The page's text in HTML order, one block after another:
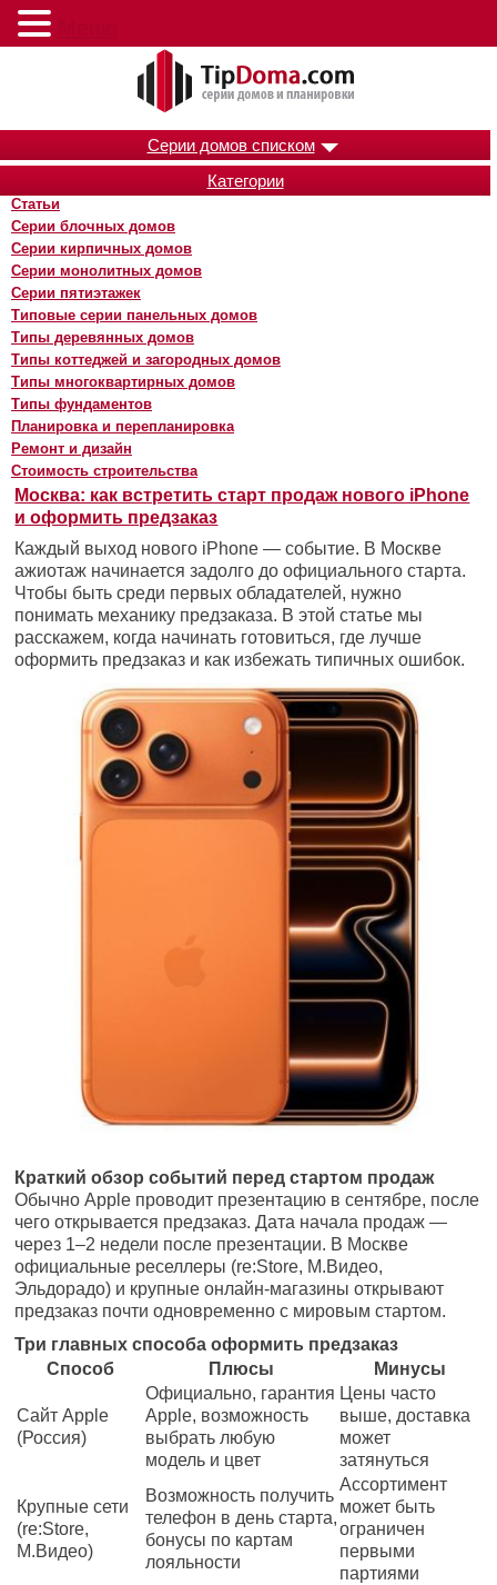
Серии домов списком
Категории
Статьи
Серии блочных домов
Серии кирпичных домов
Серии монолитных домов
Серии пятиэтажек
Типовые серии панельных домов
Типы деревянных домов
Типы коттеджей и загородных домов
Типы многоквартирных домов
Типы фундаментов
Планировка и перепланировка
Ремонт и дизайн
Стоимость строительства
Москва: как встретить старт продаж нового iPhone
и оформить предзаказ
Каждый выход нового iPhone — событие. В Москве
ажиотаж начинается задолго до официального старта.
Чтобы быть среди первых обладателей, нужно
понимать механику предзаказа. В этой статье мы
расскажем, когда начинать готовиться, где лучше
оформить предзаказ и как избежать типичных ошибок.
Краткий обзор событий перед стартом продаж
Обычно Apple проводит презентацию в сентябре, после
чего открывается предзаказ. Дата начала продаж —
через 1–2 недели после презентации. В Москве
официальные реселлеры (re:Store, М.Видео,
Эльдорадо) и крупные онлайн-магазины открывают
предзаказ почти одновременно с мировым стартом.
Три главных способа оформить предзаказ
Способ
Плюсы Минусы
Сайт Apple
(Россия)
Официально, гарантия
Apple, возможность
выбрать любую
модель и цвет
Цены часто
выше, доставка
может
затянуться
Крупные сети
(re:Store,
М.Видео)
Возможность получить
телефон в день старта,
бонусы по картам
лояльности
Ассортимент
может быть
ограничен
первыми
партиями